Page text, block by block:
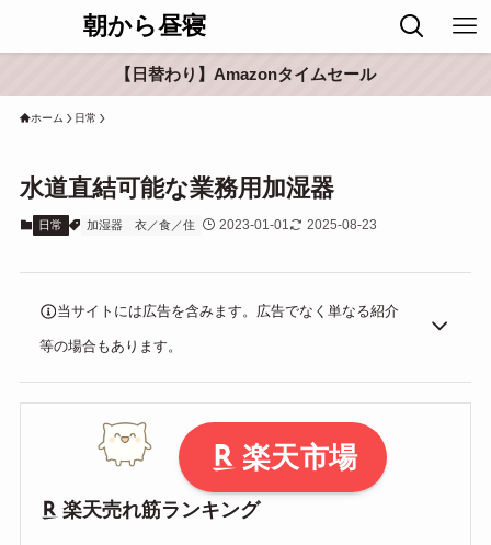
朝から昼寝
【日替わり】Amazonタイムセール
ホーム 日常
水道直結可能な業務用加湿器
日常 加湿器 衣／食／住 2023-01-01 2025-08-23
当サイトには広告を含みます。広告でなく単なる紹介
等の場合もあります。
楽天市場
楽天売れ筋ランキング